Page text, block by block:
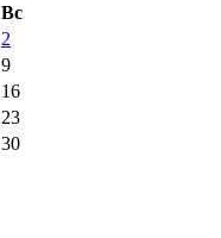
Вс
2
9
16
23
30